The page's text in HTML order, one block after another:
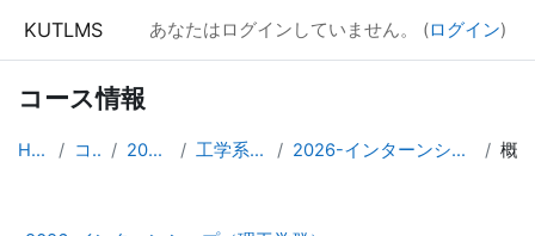
KUTLMS あなたはログインしていません。 (ログイン)
コース情報
Home コース 2026年度 工学系共通科目 2026-インターンシップ（理工学群）